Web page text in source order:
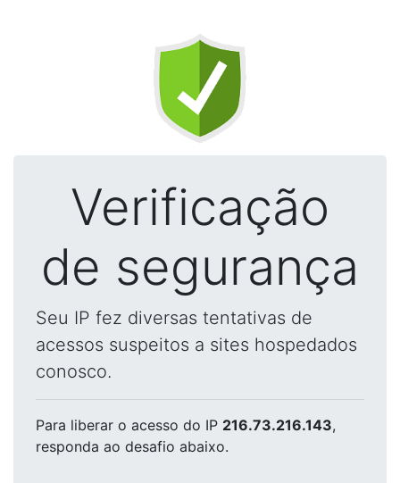
Verificação
de segurança
Seu IP fez diversas tentativas de
acessos suspeitos a sites hospedados
conosco.
Para liberar o acesso do IP 216.73.216.143,
responda ao desafio abaixo.